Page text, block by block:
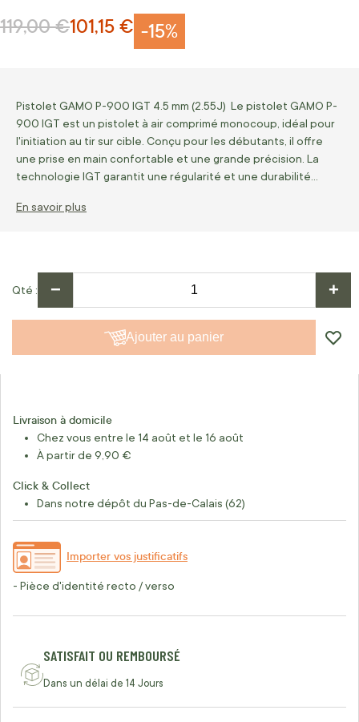
-15%
Prix Spécial
101,15 €
Prix normal
119,00 €
Pistolet GAMO P-900 IGT 4.5 mm (2.55J) Le pistolet GAMO P-
900 IGT est un pistolet à air comprimé monocoup, idéal pour
l'initiation au tir sur cible. Conçu pour les débutants, il offre
une prise en main confortable et une grande précision. La
technologie IGT garantit une régularité et une durabilité…
En savoir plus
Qté − +
Ajouter au panier
Livraison à domicile
Chez vous entre le 14 août et le 16 août
À partir de 9,90 €
Click & Collect
Dans notre dépôt du Pas-de-Calais (62)
Importer vos justificatifs
- Pièce d'identité recto / verso
SATISFAIT OU REMBOURSÉ
Dans un délai de 14 Jours